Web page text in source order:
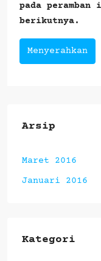
pada
berikutnya.
Menyerahkan
Arsip
Maret 2016
Januari 2016
Kategori